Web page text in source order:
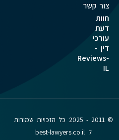
צור קשר
חוות
דעת
עורכי
דין -
Reviews-
IL
© 2011 - 2025 כל הזכויות שמורות
ל best-lawyers.co.il